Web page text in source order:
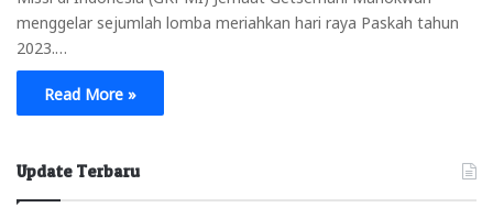
menggelar sejumlah lomba meriahkan hari raya Paskah tahun
2023.…
Read More »
Update Terbaru